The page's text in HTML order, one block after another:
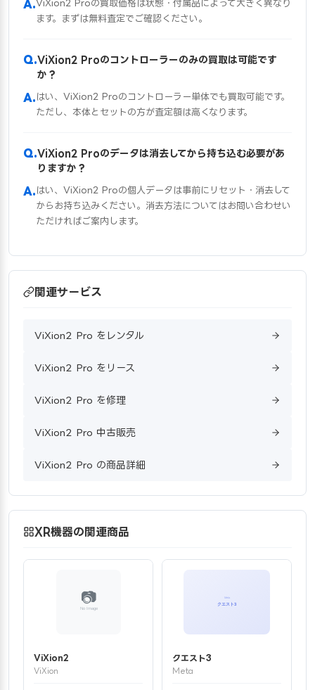
ViXion2 Proの買取価格は状態・付属品によって大きく異なり
ます。まずは無料査定でご確認ください。
ViXion2 Proのコントローラーのみの買取は可能です
か？
はい、ViXion2 Proのコントローラー単体でも買取可能です。
ただし、本体とセットの方が査定額は高くなります。
ViXion2 Proのデータは消去してから持ち込む必要があ
りますか？
はい、ViXion2 Proの個人データは事前にリセット・消去して
からお持ち込みください。消去方法についてはお問い合わせい
ただければご案内します。
関連サービス
ViXion2 Pro をレンタル
ViXion2 Pro をリース
ViXion2 Pro を修理
ViXion2 Pro 中古販売
ViXion2 Pro の商品詳細
XR機器の関連商品
ViXion2
ViXion
クエスト3
Meta